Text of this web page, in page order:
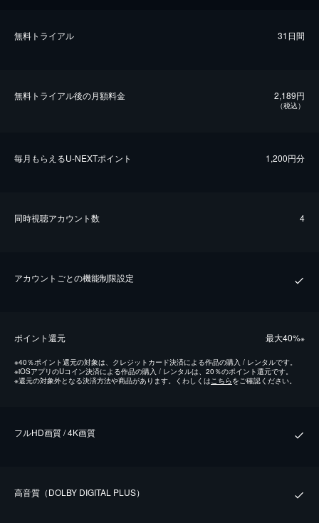
無料トライアル 31日間
無料トライアル後の⽉額料金 2,189円
（税込）
毎⽉もらえるU-NEXTポイント 1,200円分
同時視聴アカウント数 4
アカウントごとの機能制限設定
ポイント還元 最⼤40%※
※40％ポイント還元の対象は、クレジットカード決済による作品の購入 / レンタルです。
※iOSアプリのUコイン決済による作品の購入 / レンタルは、20％のポイント還元です。
※還元の対象外となる決済方法や商品があります。くわしくはこちらをご確認ください。
フルHD画質 / 4K画質
⾼⾳質（DOLBY DIGITAL PLUS）